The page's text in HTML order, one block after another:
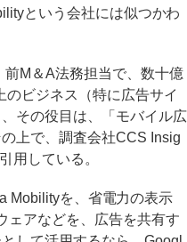
という会社には似つかわ
M＆A法務担当で、数十億
のビジネス（特に広告サイ
その役目は、「モバイル広
上で、調査会社CCS Insig
用している。
Mobilityを、省電力の表示
ェアなどを、広告を共有す